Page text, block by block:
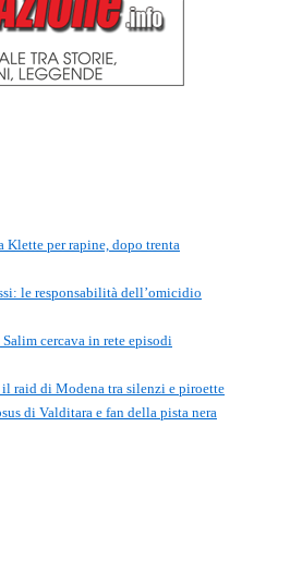
Klette per rapine, dopo trenta
le responsabilità dell’omicidio
cercava in rete episodi
raid di Modena tra silenzi e piroette
di Valditara e fan della pista nera